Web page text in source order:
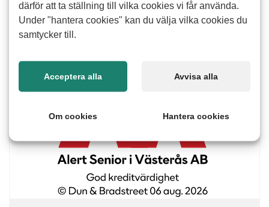
Fortsätt
därför att ta ställning till vilka cookies vi får använda.
Under "hantera cookies" kan du välja vilka cookies du
samtycker till.
Acceptera alla Avvisa alla
Om cookies Hantera cookies